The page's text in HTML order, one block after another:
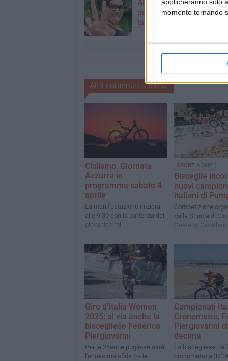
momento tornando
Alicia Amoruso, nuove
per ricordare la 12enne
biscegliese
Altri contenuti a tema
Ciclismo, Giornata
Azzurra in
programma sabato 4
aprile
La manifestazione inizierà
alle 9:30 con la partenza dei
giovanissimi
SPORT A 360°
Bisceglie
nuovi
italiani di
Competizione
dalla Scuola di
Gaetano Cavallaro
Giro d’Italia Women
2025: al via anche la
biscegliese Federica
Piergiovanni
Per la 24enne pugliese sarà
l'ennesima sfida tra le
Campionati
Cronometro,
Piergiovanni
decima
La biscegliese ha
cronometro a